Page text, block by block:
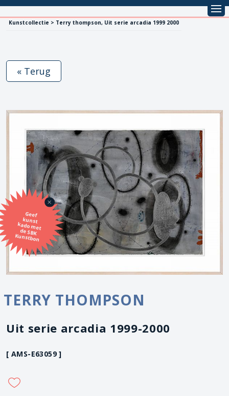
Kunstcollectie > Terry thompson, Uit serie arcadia 1999 2000
Geef
kunst
kado met
de SBK
Kunstbon
« Terug
TERRY THOMPSON
Uit serie arcadia 1999-2000
[ AMS-E63059 ]